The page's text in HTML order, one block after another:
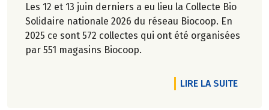
Les 12 et 13 juin derniers a eu lieu la Collecte Bio
Solidaire nationale 2026 du réseau Biocoop. En
2025 ce sont 572 collectes qui ont été organisées
par 551 magasins Biocoop.
LIRE LA SUITEDE